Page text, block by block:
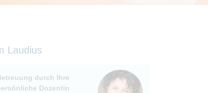
Laudius
durch Ihre
Dozentin